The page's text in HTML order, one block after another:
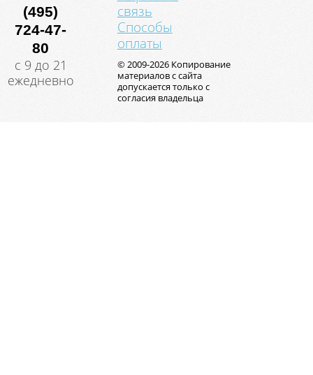
(495)
724-47-
80
с 9 до 21
ежедневно
связь
Способы
оплаты
© 2009-2026 Копирование
материалов с сайта
допускается только с
согласия владельца